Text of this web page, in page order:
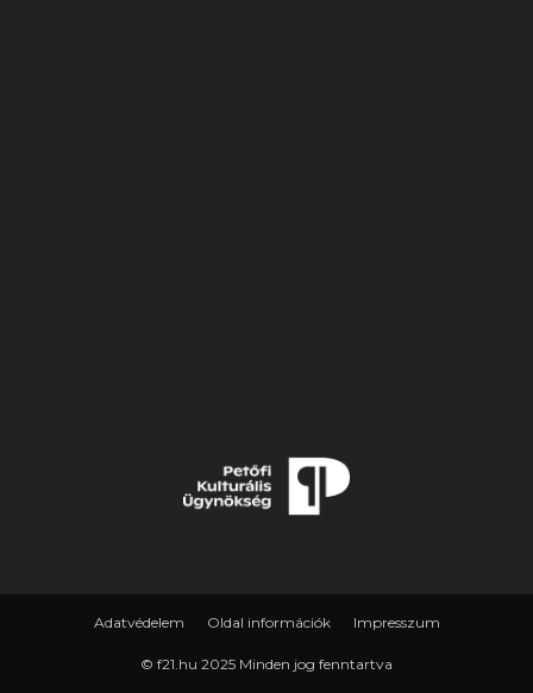
Adatvédelem Oldal információk Impresszum
© f21.hu 2025 Minden jog fenntartva